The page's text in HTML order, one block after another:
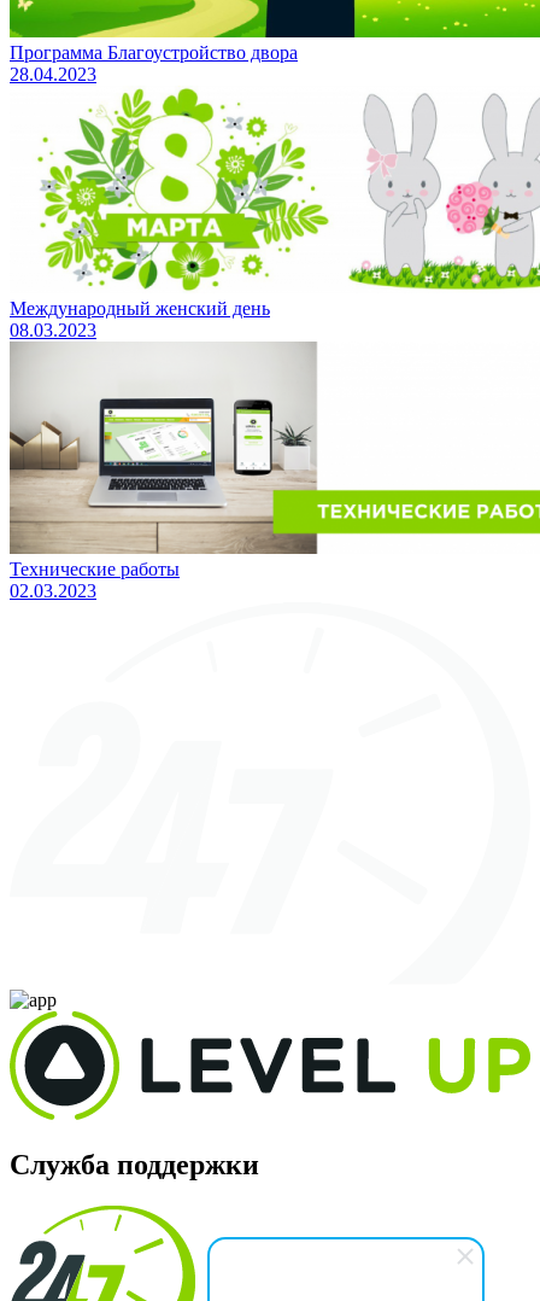
Программа Благоустройство двора
28.04.2023
Международный женский день
08.03.2023
Технические работы
02.03.2023
Служба поддержки